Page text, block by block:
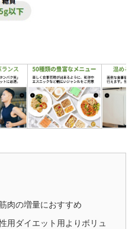
肉の増量におすすめ
用ダイエット用よりボリュ